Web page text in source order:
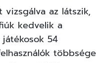
az látszik,
kedvelik a
54
többsége